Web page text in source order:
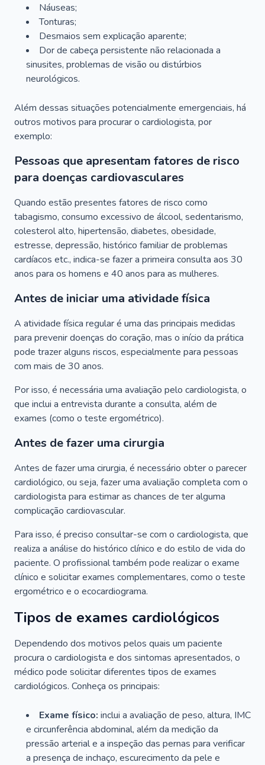
Náuseas;
Tonturas;
Desmaios sem explicação aparente;
Dor de cabeça persistente não relacionada a
sinusites, problemas de visão ou distúrbios
neurológicos.
Além dessas situações potencialmente emergenciais, há
outros motivos para procurar o cardiologista, por
exemplo:
Pessoas que apresentam fatores de risco
para doenças cardiovasculares
Quando estão presentes fatores de risco como
tabagismo, consumo excessivo de álcool, sedentarismo,
colesterol alto, hipertensão, diabetes, obesidade,
estresse, depressão, histórico familiar de problemas
cardíacos etc., indica-se fazer a primeira consulta aos 30
anos para os homens e 40 anos para as mulheres.
Antes de iniciar uma atividade física
A atividade física regular é uma das principais medidas
para prevenir doenças do coração, mas o início da prática
pode trazer alguns riscos, especialmente para pessoas
com mais de 30 anos.
Por isso, é necessária uma avaliação pelo cardiologista, o
que inclui a entrevista durante a consulta, além de
exames (como o teste ergométrico).
Antes de fazer uma cirurgia
Antes de fazer uma cirurgia, é necessário obter o parecer
cardiológico, ou seja, fazer uma avaliação completa com o
cardiologista para estimar as chances de ter alguma
complicação cardiovascular.
Para isso, é preciso consultar-se com o cardiologista, que
realiza a análise do histórico clínico e do estilo de vida do
paciente. O profissional também pode realizar o exame
clínico e solicitar exames complementares, como o teste
ergométrico e o ecocardiograma.
Tipos de exames cardiológicos
Dependendo dos motivos pelos quais um paciente
procura o cardiologista e dos sintomas apresentados, o
médico pode solicitar diferentes tipos de exames
cardiológicos. Conheça os principais:
Exame físico: inclui a avaliação de peso, altura, IMC
e circunferência abdominal, além da medição da
pressão arterial e a inspeção das pernas para verificar
a presença de inchaço, escurecimento da pele e